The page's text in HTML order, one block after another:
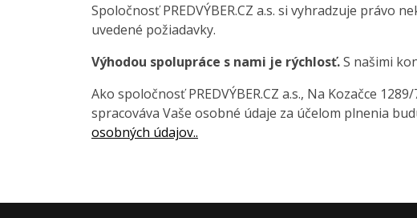
Spoločnosť PREDVÝBER.CZ a.s. si vyhradzuje
uvedené požiadavky.
Výhodou spolupráce s nami je rýchlosť.S našimi
Ako spoločnosť PREDVÝBER.CZ a.s., Na Kozačce
spracováva Vaše osobné údaje za účelom plnenia
osobných údajov..